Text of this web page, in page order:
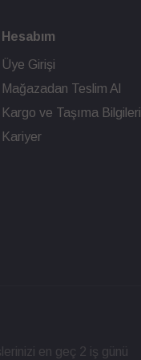
Hesabım
Üye Girişi
Mağazadan Teslim Al
Kargo ve Taşıma Bilgileri
Kariyer
en geç 2 iş günü